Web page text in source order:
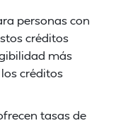
personas con
créditos
más
créditos
tasas de